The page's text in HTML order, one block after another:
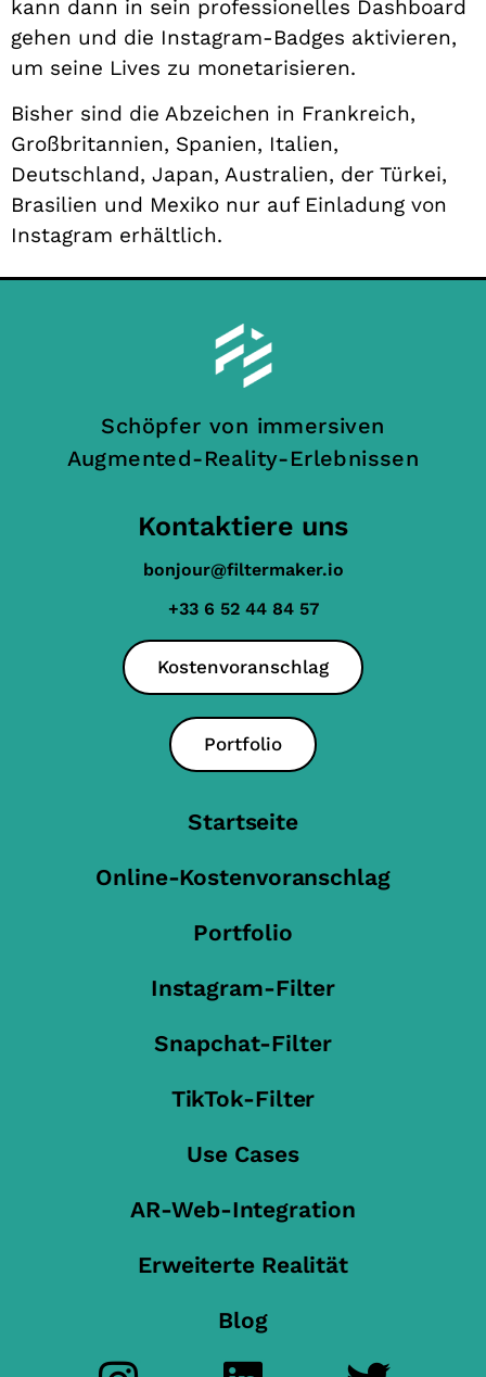
kann dann in sein professionelles Dashboard
gehen und die Instagram-Badges aktivieren,
um seine Lives zu monetarisieren.
Bisher sind die Abzeichen in Frankreich,
Großbritannien, Spanien, Italien,
Deutschland, Japan, Australien, der Türkei,
Brasilien und Mexiko nur auf Einladung von
Instagram erhältlich.
Schöpfer von immersiven
Augmented-Reality-Erlebnissen
Kontaktiere uns
bonjour@filtermaker.io
+33 6 52 44 84 57
Kostenvoranschlag
Portfolio
Startseite
Online-Kostenvoranschlag
Portfolio
Instagram-Filter
Snapchat-Filter
TikTok-Filter
Use Cases
AR-Web-Integration
Erweiterte Realität
Blog